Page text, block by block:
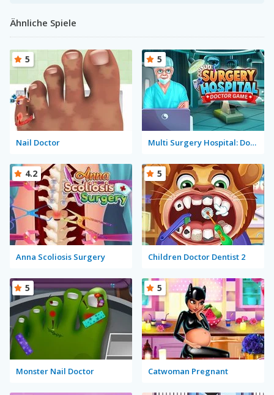
Ähnliche Spiele
Nail Doctor
5
Multi Surgery Hospital: Doctor Game
5
Anna Scoliosis Surgery
4.2
Children Doctor Dentist 2
5
Monster Nail Doctor
5
Catwoman Pregnant
5